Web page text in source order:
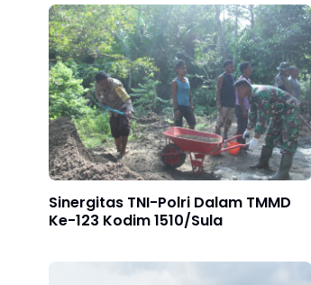
Sinergitas TNI-Polri Dalam TMMD
Ke-123 Kodim 1510/Sula